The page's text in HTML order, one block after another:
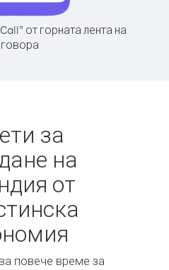
от горната лента на
за
на
от
повече време за